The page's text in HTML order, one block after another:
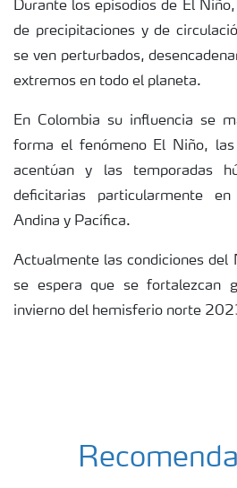
Durante los episodios de El
de precipitaciones y de
se ven perturbados,
extremos en todo el planeta.
En Colombia su influencia se
forma el fenómeno El Niño,
acentúan y las temporadas
deficitarias particularmente
Andina y Pacífica.
Actualmente las condiciones del
se espera que se fortalezcan
invierno del hemisferio norte